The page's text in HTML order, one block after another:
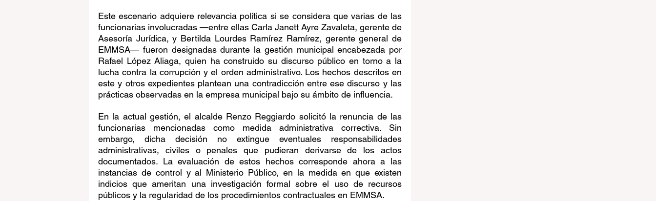
Este escenario adquiere relevancia política si se considera que varias de las
funcionarias involucradas —entre ellas Carla Janett Ayre Zavaleta, gerente de
Asesoría Jurídica, y Bertilda Lourdes Ramírez Ramírez, gerente general de
EMMSA— fueron designadas durante la gestión municipal encabezada por
Rafael López Aliaga, quien ha construido su discurso público en torno a la
lucha contra la corrupción y el orden administrativo. Los hechos descritos en
este y otros expedientes plantean una contradicción entre ese discurso y las
prácticas observadas en la empresa municipal bajo su ámbito de influencia.
En la actual gestión, el alcalde Renzo Reggiardo solicitó la renuncia de las
funcionarias mencionadas como medida administrativa correctiva. Sin
embargo, dicha decisión no extingue eventuales responsabilidades
administrativas, civiles o penales que pudieran derivarse de los actos
documentados. La evaluación de estos hechos corresponde ahora a las
instancias de control y al Ministerio Público, en la medida en que existen
indicios que ameritan una investigación formal sobre el uso de recursos
públicos y la regularidad de los procedimientos contractuales en EMMSA.